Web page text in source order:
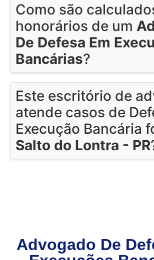
Como são
honorários de um
De Defesa Em
Bancárias?
Este escritório de
atende casos de
Execução Bancária
Salto do Lontra - PR
Advogado De